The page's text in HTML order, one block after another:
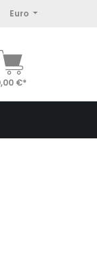
Euro
€*